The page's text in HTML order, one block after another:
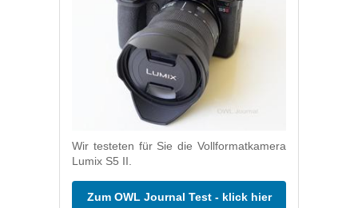
Wir testeten für Sie die Vollformatkamera
Lumix S5 II.
Zum OWL Journal Test - klick hier